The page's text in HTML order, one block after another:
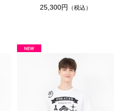
25,300円
（税込）